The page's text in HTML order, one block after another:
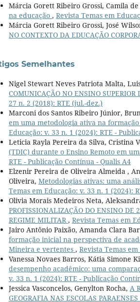
Márcia Gorett Ribeiro Grossi, Camila
na educação , Revista Temas em
Márcia Gorett Ribeiro Grossi, José
NO CONTEXTO DA EDUCAÇÃO
Semelhantes
Nigel Stewart Neves Patriota Malta,
COMUNICAÇÃO NO ENSINO
27 n. 2 (2018): RTE (jul.-dez.)
Marconi dos Santos Ribeiro Júnior,
em uma metodologia ativa na
Educação: v. 33 n. 1 (2024): RTE -
Leticia Rayla Pereira da Silva, Cristina
(TDIC) durante o Ensino Remoto em
RTE - Publicação Contínua - Qualis A4
Elzenir Pereira de Oliveira Almeida ,
Oliveira, Metodologias ativas: uma
Temas em Educação: v. 33 n. 1 (2024):
Olivia Morais Medeiros Neta,
PROFISSIONALIZAÇÃO DO ENSINO DE
REGIME MILITAR , Revista Temas em
Jairo Antônio Paixão, Amanda Clara
formação inicial na perspectiva de
Mineira e vertentes , Revista Temas
Vanessa Novaes Barros, Kátia Simone
desempenho acadêmico: uma
v. 33 n. 1 (2024): RTE - Publicação
Jessica Vasconcelos, Genylton Rocha, A
GEOGRAFIA NAS ESCOLAS